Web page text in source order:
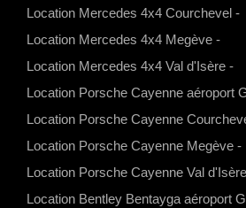
p
a
m
k
Location Mercedes 4x4 Courchevel -
Location Mercedes 4x4 Megève -
Location Mercedes 4x4 Val d'Isère -
Location Porsche Cayenne aéroport
Location Porsche Cayenne
Location Porsche Cayenne Megève -
Location Porsche Cayenne Val d'Isère
Location Bentley Bentayga aéroport